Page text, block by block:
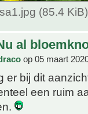
(85.4
al
op 05 maart
er bij dit
een ruim